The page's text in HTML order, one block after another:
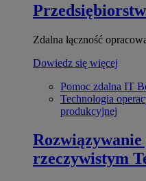
Zdalna łączność
Dowiedz się więcej
Pomoc zdalna IT
Technologia
produkcyjnej
rzeczywistym